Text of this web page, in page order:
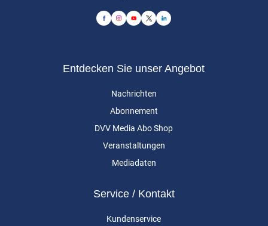
Entdecken Sie unser Angebot
Nachrichten
Abonnement
DVV Media Abo Shop
Veranstaltungen
Mediadaten
Service / Kontakt
Kundenservice